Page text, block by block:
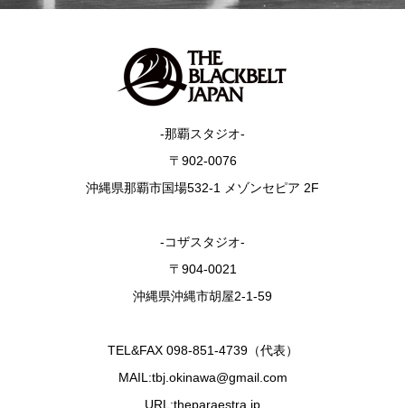
-那覇スタジオ-
〒902-0076
沖縄県那覇市国場532-1 メゾンセピア 2F
-コザスタジオ-
〒904-0021
沖縄県沖縄市胡屋2-1-59
TEL&FAX 098-851-4739（代表）
MAIL:tbj.okinawa@gmail.com
URL:theparaestra.jp